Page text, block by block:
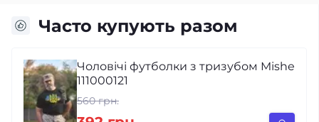
Часто купують разом
Чоловічі футболки з тризубом Mishe
111000121
560 грн.